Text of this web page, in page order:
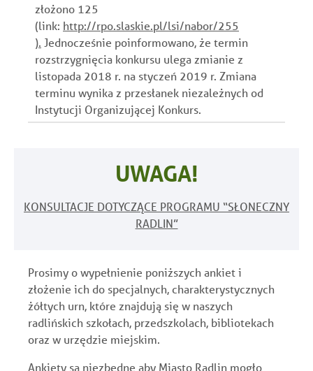
złożono 125
(link: http://rpo.slaskie.pl/lsi/nabor/255
). Jednocześnie poinformowano, że termin
rozstrzygnięcia konkursu ulega zmianie z
listopada 2018 r. na styczeń 2019 r. Zmiana
terminu wynika z przesłanek niezależnych od
Instytucji Organizującej Konkurs.
UWAGA!
KONSULTACJE DOTYCZĄCE PROGRAMU “SŁONECZNY
RADLIN”
Prosimy o wypełnienie poniższych ankiet i
złożenie ich do specjalnych, charakterystycznych
żółtych urn, które znajdują się w naszych
radlińskich szkołach, przedszkolach, bibliotekach
oraz w urzędzie miejskim.
Ankiety są niezbędne aby Miasto Radlin mogło